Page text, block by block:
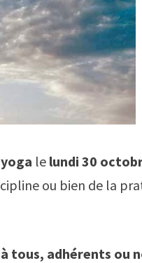
le lundi 30
ou bien de la
tous, adhérents ou